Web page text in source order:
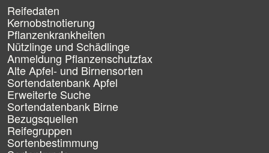
p
r
i
n
g
e
n
N
a
v
i
g
a
t
i
o
n
ü
b
e
r
Reifedaten
Kernobstnotierung
Pflanzenkrankheiten
Nützlinge und Schädlinge
Anmeldung Pflanzenschutzfax
Alte Apfel- und Birnensorten
Sortendatenbank Apfel
Erweiterte Suche
Sortendatenbank Birne
Bezugsquellen
Reifegruppen
Sortenbestimmung